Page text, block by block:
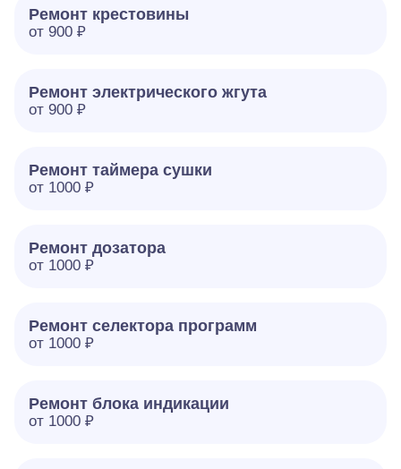
Ремонт крестовины
от 900 ₽
Ремонт электрического жгута
от 900 ₽
Ремонт таймера сушки
от 1000 ₽
Ремонт дозатора
от 1000 ₽
Ремонт селектора программ
от 1000 ₽
Ремонт блока индикации
от 1000 ₽